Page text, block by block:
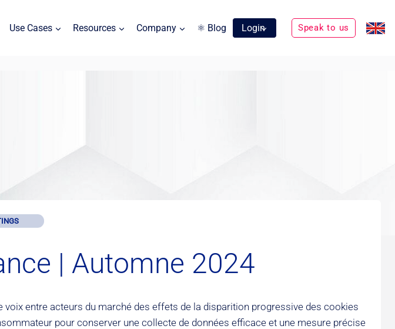
Use Cases Resources Company ⚛ Blog Login Speak to us
| Automne 2024
voix entre acteurs du marché des effets de la disparition progressive des cookies
pour conserver une collecte de données efficace et une mesure précise